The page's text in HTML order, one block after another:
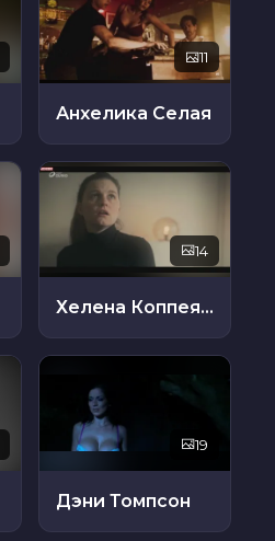
11
Анхелика Селая
14
Хелена Коппеянс
19
Дэни Томпсон